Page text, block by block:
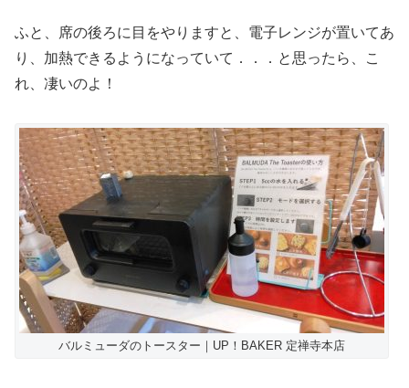
ふと、席の後ろに目をやりますと、電子レンジが置いてあ
り、加熱できるようになっていて．．．と思ったら、こ
れ、凄いのよ！
バルミューダのトースター｜UP！BAKER 定禅寺本店